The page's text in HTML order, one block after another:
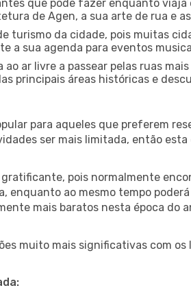
que pode fazer enquanto viaja
de Agen, a sua arte de rua e
turismo da cidade, pois muitas
a sua agenda para eventos
ao ar livre a passear pelas ruas
principais áreas históricas e
para aqueles que preferem
ser mais limitada, então
pois normalmente
ao mesmo tempo
mais baratos nesta época do
muito mais significativas com os